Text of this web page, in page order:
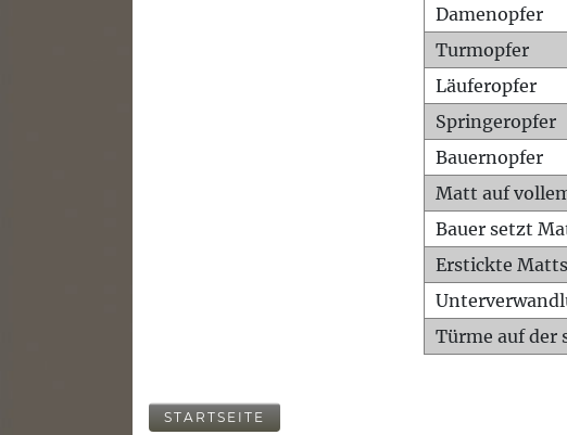
Damenopfer
Turmopfer
Läuferopfer
Springeropfer
Bauernopfer
Matt auf
Bauer setzt
Erstickte Matts
Türme auf der
STARTSEITE